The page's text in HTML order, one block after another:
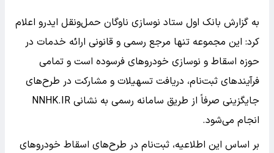
به گزارش بانک اول ستاد نوسازی ناوگان حمل‌ونقل ایدرو اعلام
کرد: این مجموعه تنها مرجع رسمی و قانونی ارائه خدمات در
حوزه اسقاط و نوسازی خودروهای فرسوده است و تمامی
فرآیندهای ثبت‌نام، دریافت تسهیلات و مشارکت در طرح‌های
جایگزینی صرفاً از طریق سامانه رسمی به نشانی NNHK.IR
انجام می‌شود.
بر اساس این اطلاعیه، ثبت‌نام در طرح‌های اسقاط خودروهای